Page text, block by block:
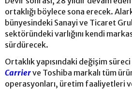
ortaklığı böylece sona erecek.
bünyesindeki Sanayi ve Ticaret
sektöründeki varlığını kendi
sürdürecek.
Ortaklık yapısındaki değişim
Carrierve Toshiba markalı tüm
operasyonları, üretim faaliyetleri